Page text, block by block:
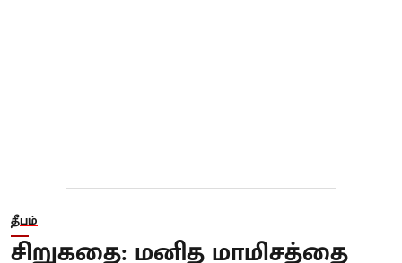
தீபம்
சிறுகதை: மனித மாமிசத்தை